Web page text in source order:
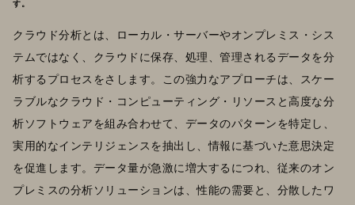
す。
クラウド分析とは、ローカル・サーバーやオンプレミス・シス
テムではなく、クラウドに保存、処理、管理されるデータを分
析するプロセスをさします。この強力なアプローチは、スケー
ラブルなクラウド・コンピューティング・リソースと高度な分
析ソフトウェアを組み合わせて、データのパターンを特定し、
実用的なインテリジェンスを抽出し、情報に基づいた意思決定
を促進します。データ量が急激に増大するにつれ、従来のオン
プレミスの分析ソリューションは、性能の需要と、分散したワ